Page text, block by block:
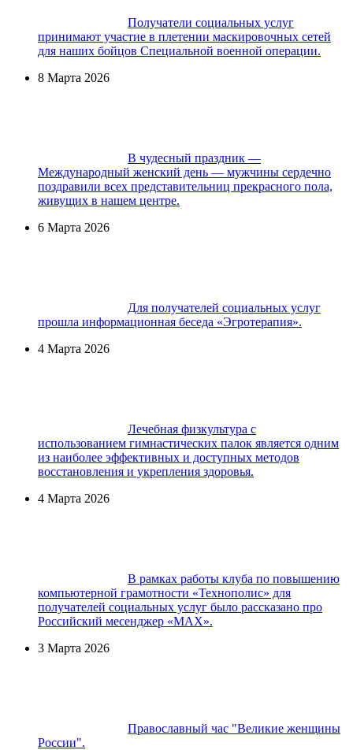
Получатели социальных услуг
принимают участие в плетении маскировочных сетей
для наших бойцов Специальной военной операции.
8 Марта 2026
В чудесный праздник —
Международный женский день — мужчины сердечно
поздравили всех представительниц прекрасного пола,
живущих в нашем центре.
6 Марта 2026
Для получателей социальных услуг
прошла информационная беседа «Эгротерапия».
4 Марта 2026
Лечебная физкультура с
использованием гимнастических палок является одним
из наиболее эффективных и доступных методов
восстановления и укрепления здоровья.
4 Марта 2026
В рамках работы клуба по повышению
компьютерной грамотности «Технополис» для
получателей социальных услуг было рассказано про
Российский месенджер «МАХ».
3 Марта 2026
Православный час "Великие женщины
России".